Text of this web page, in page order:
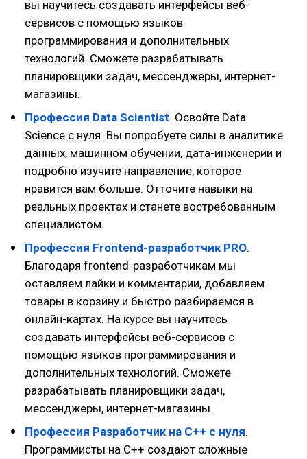
вы научитесь создавать интерфейсы веб-
сервисов с помощью языков
программирования и дополнительных
технологий. Сможете разрабатывать
планировщики задач, мессенджеры, интернет-
магазины.
Профессия Data Scientist. Освойте Data
Science с нуля. Вы попробуете силы в аналитике
данных, машинном обучении, дата-инженерии и
подробно изучите направление, которое
нравится вам больше. Отточите навыки на
реальных проектах и станете востребованным
специалистом.
Профессия Frontend-разработчик PRO.
Благодаря frontend-разработчикам мы
оставляем лайки и комментарии, добавляем
товары в корзину и быстро разбираемся в
онлайн-картах. На курсе вы научитесь
создавать интерфейсы веб-сервисов с
помощью языков программирования и
дополнительных технологий. Сможете
разрабатывать планировщики задач,
мессенджеры, интернет-магазины.
Профессия Разработчик на C++ с нуля.
Программисты на C++ создают сложные